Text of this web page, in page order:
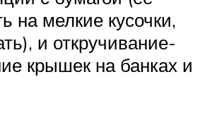
на мелкие кусочки,
и откручивание-
крышек на банках и